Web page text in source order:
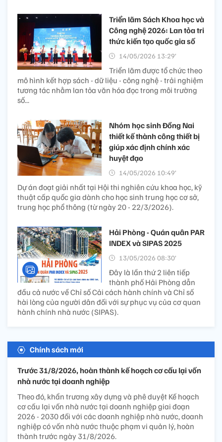
Triển lãm Sách Khoa học và
Công nghệ 2026: Lan tỏa tri
thức kiến tạo quốc gia số
14/05/2026 13:29’
Triển lãm được tổ chức theo
mô hình kết hợp sách - dữ liệu - công nghệ - trải nghiệm
tương tác nhằm lan tỏa văn hóa đọc trong môi trường
số...
Nhóm học sinh Đồng Nai
thiết kế thành công thiết bị
giúp xác định chính xác
huyệt đạo
14/05/2026 10:49’
Dự án đoạt giải nhất tại Hội thi nghiên cứu khoa học, kỹ
thuật cấp quốc gia dành cho học sinh trung học cơ sở,
trung học phổ thông (từ ngày 20 - 22/3/2026).
Hải Phòng - Quán quân PAR
INDEX và SIPAS 2025
13/05/2026 08:30’
Đây là lần thứ 2 liên tiếp
thành phố Hải Phòng dẫn
đầu cả nước về Chỉ số Cải cách hành chính và Chỉ số
hài lòng của người dân đối với sự phục vụ của cơ quan
hành chính nhà nước (SIPAS).
Chính sách mới
Trước 31/8/2026, hoàn thành kế hoạch cơ cấu lại vốn
nhà nước tại doanh nghiệp
Theo đó, khẩn trương xây dựng và phê duyệt Kế hoạch
cơ cấu lại vốn nhà nước tại doanh nghiệp giai đoạn
2026 - 2030 đối với các doanh nghiệp nhà nước, doanh
nghiệp có vốn nhà nước thuộc phạm vi quản lý, hoàn
thành trước ngày 31/8/2026.